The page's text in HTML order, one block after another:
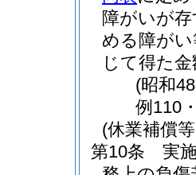
障がいが
める障が
じて得た
(昭和
例110
(休業補償
第10条
実